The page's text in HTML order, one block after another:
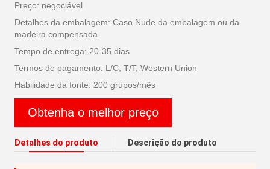
Preço: negociável
Detalhes da embalagem: Caso Nude da embalagem ou da
madeira compensada
Tempo de entrega: 20-35 dias
Termos de pagamento: L/C, T/T, Western Union
Habilidade da fonte: 200 grupos/mês
Obtenha o melhor preço
Detalhes do produto Descrição do produto